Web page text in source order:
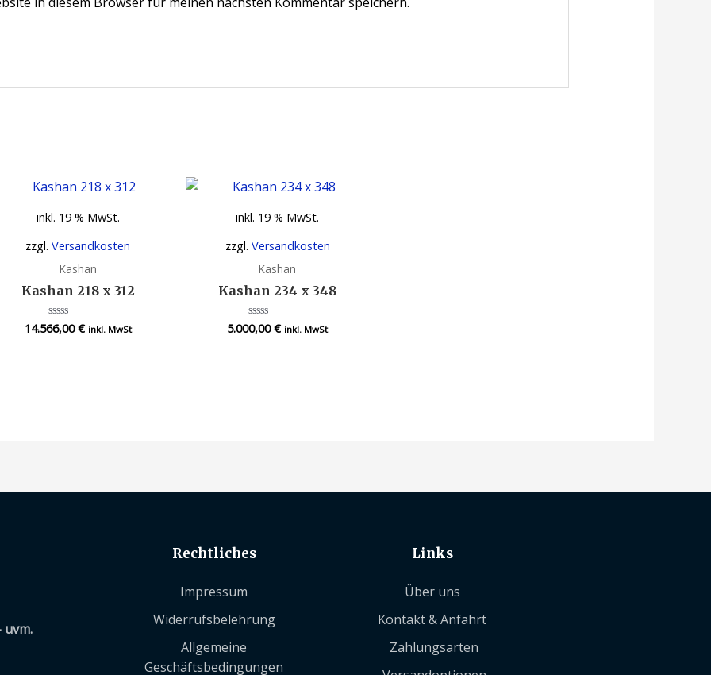
inkl. 19 % MwSt.
zzgl.Versandkosten
Kashan
Kashan 218 x 312
Bewertet
mit
14.566,00€ inkl. MwSt
inkl. 19 % MwSt.
zzgl. Versandkosten
Kashan
Kashan 234 x 348
Bewertet
mit
5.000,00€ inkl. MwSt
uvm.
Rechtliches
Impressum
Widerrufsbelehrung
Allgemeine
Geschäftsbedingungen
Links
Über uns
Kontakt & Anfahrt
Zahlungsarten